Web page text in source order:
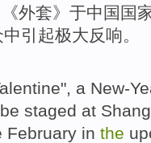
《外套》于中国 国
中引起极大反响。
", a New-
be staged at
February in the